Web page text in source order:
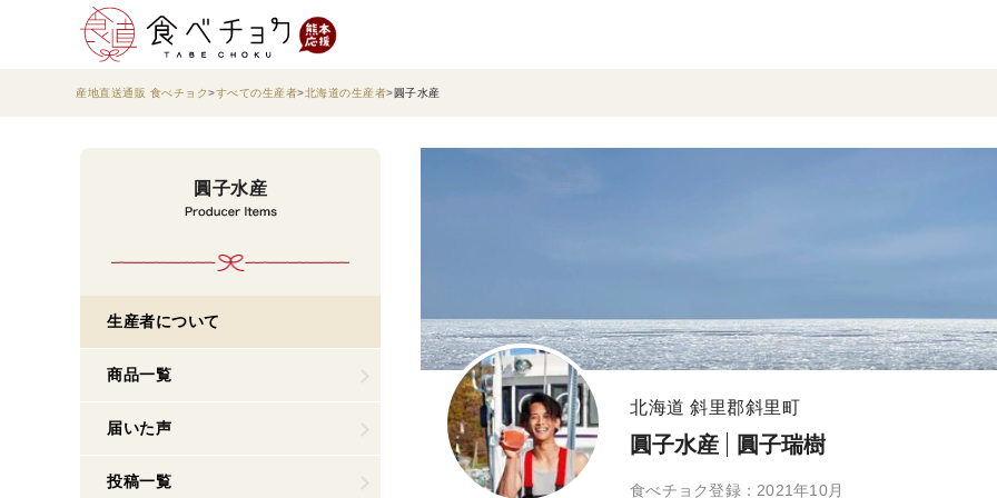
産地直送通販 食べチョク すべての生産者 北海道の生産者 圓子水産
北海道 斜里郡斜里町
圓子水産 圓子瑞樹
食べチョク登録：2021年10月
圓子水産
生産者について
商品一覧
届いた声
投稿一覧